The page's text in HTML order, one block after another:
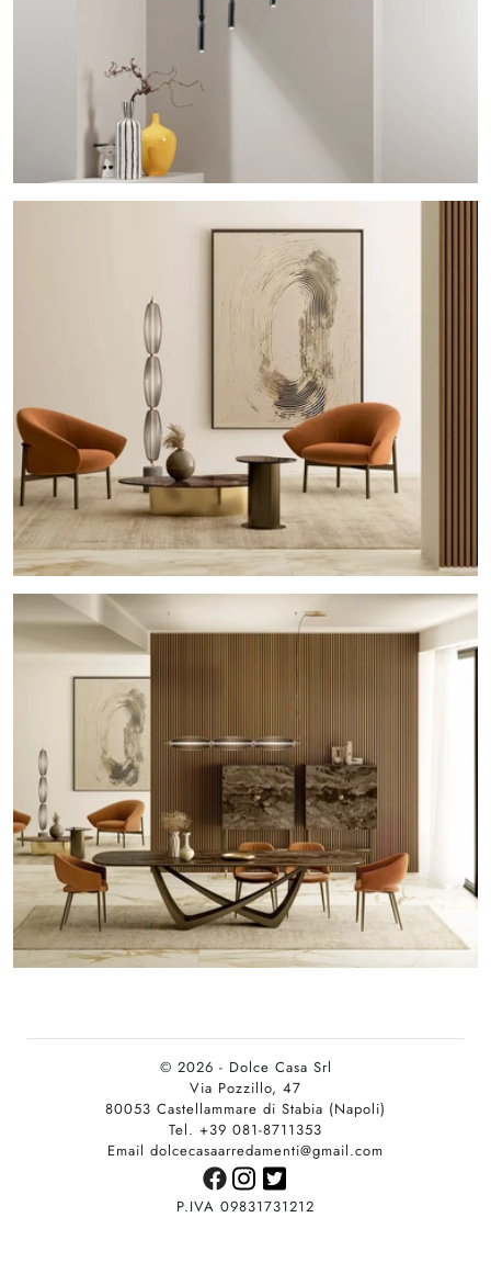
© 2026 - Dolce Casa Srl
Via Pozzillo, 47
80053 Castellammare di Stabia (Napoli)
Tel. +39 081-8711353
Email dolcecasaarredamenti@gmail.com
P.IVA 09831731212